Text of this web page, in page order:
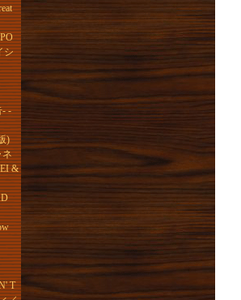
シ
- -
)
ネ
&
T